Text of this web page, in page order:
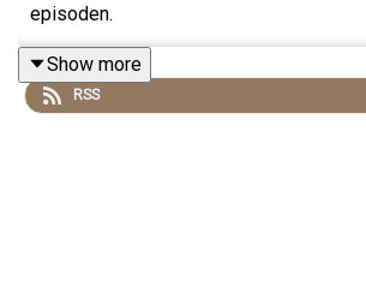
episoden.
Show more
RSS